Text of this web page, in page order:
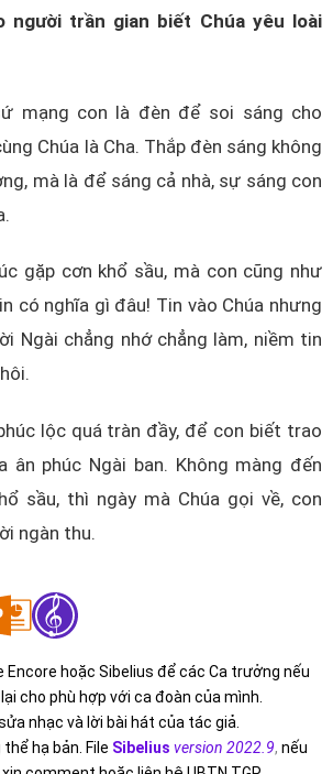
người trần gian biết Chúa yêu loài
mạng con là đèn để soi sáng cho
Chúa là Cha. Thắp đèn sáng không
mà là để sáng cả nhà, sự sáng con
gặp cơn khổ sầu, mà con cũng như
có nghĩa gì đâu! Tin vào Chúa nhưng
Ngài chẳng nhớ chẳng làm, niềm tin
lộc quá tràn đầy, để con biết trao
ân phúc Ngài ban. Không màng đến
sầu, thì ngày mà Chúa gọi về, con
ngàn thu.
Encore hoặc Sibelius để các Ca trưởng nếu
cho phù hợp với ca đoàn của mình.
nhạc và lời bài hát của tác giả.
thể hạ bản. File Sibelius version 2022.9, nếu